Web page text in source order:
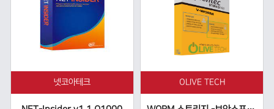
넷코아테크 OLIVE TECH